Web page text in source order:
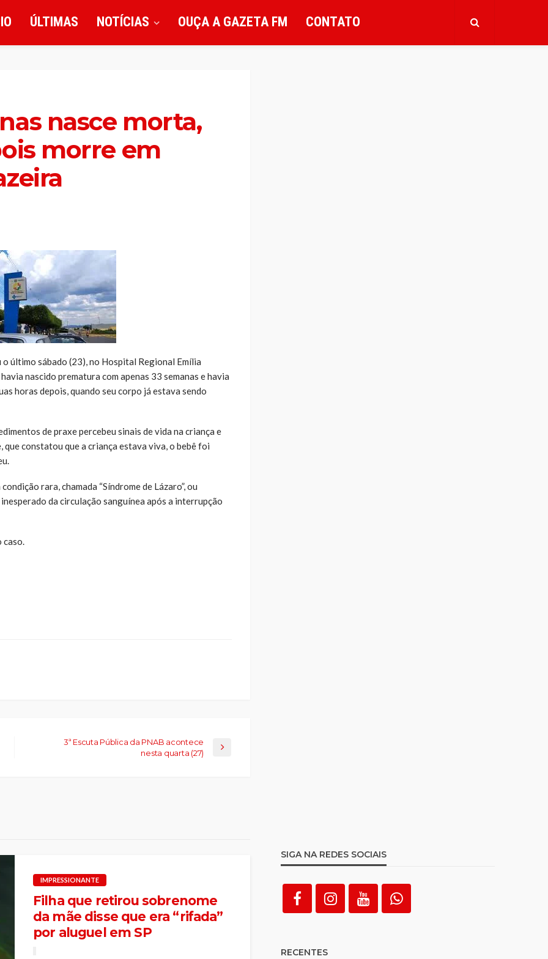
ÚLTIMAS NOTÍCIAS OUÇA A GAZETA FM CONTATO
nasce morta,
morre em
último sábado (23), no Hospital Regional Emília
nascido prematura com apenas 33 semanas e havia
horas depois, quando seu corpo já estava sendo
de praxe percebeu sinais de vida na criança e
que constatou que a criança estava viva, o bebê foi
rara, chamada “Síndrome de Lázaro”, ou
da circulação sanguínea após a interrupção
caso.
3ª Escuta Pública da PNAB acontece
nesta quarta (27)
IMPRESSIONANTE
Filha que retirou sobrenome
da mãe disse que era “rifada”
por aluguel em SP
SIGA NA REDES SOCIAIS
RECENTES